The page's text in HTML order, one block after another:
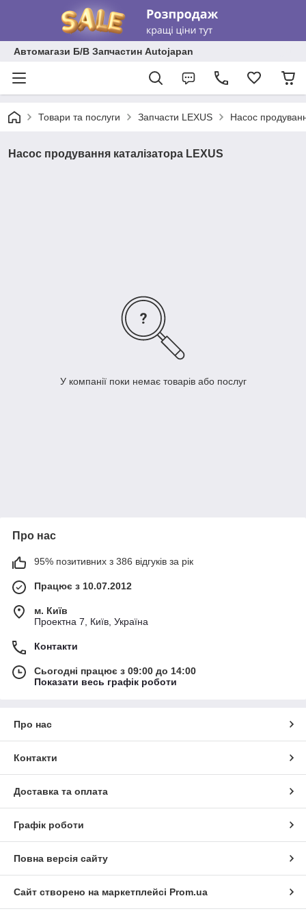
Автомагази Б/В Запчастин Autojapan
Товари та послуги Запчасти LEXUS Насос
Насос продування каталізатора LEXUS
У компанії поки немає товарів або послуг
Про нас
95% позитивних з 386 відгуків за рік
Працює з 10.07.2012
м. Київ
Проектна 7, Київ, Україна
Контакти
Сьогодні працює з 09:00 до 14:00
Показати весь графік роботи
Про нас
Контакти
Доставка та оплата
Графік роботи
Повна версія сайту
Сайт створено на маркетплейсі Prom.ua